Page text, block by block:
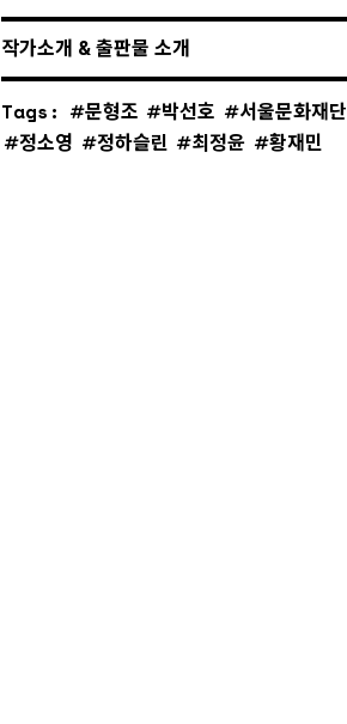
작가소개 & 출판물 소개
Tags: 문형조 박선호 서울문화재단
정소영
정하슬린 최정윤 황재민